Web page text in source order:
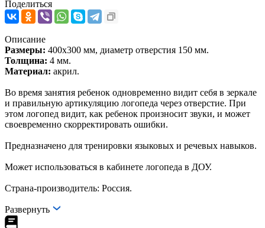
Поделиться
Описание
Размеры: 400х300 мм, диаметр отверстия 150 мм.
Толщина: 4 мм.
Материал: акрил.
Во время занятия ребенок одновременно видит себя в зеркале
и правильную артикуляцию логопеда через отверстие. При
этом логопед видит, как ребенок произносит звуки, и может
своевременно скорректировать ошибки.
Предназначено для тренировки языковых и речевых навыков.
Может использоваться в кабинете логопеда в ДОУ.
Страна-производитель: Россия.
Развернуть